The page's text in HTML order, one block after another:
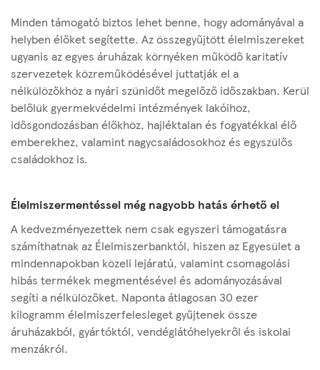
Minden támogató biztos lehet benne, hogy adományával a
helyben élőket segítette. Az összegyűjtött élelmiszereket
ugyanis az egyes áruházak környéken működő karitatív
szervezetek közreműködésével juttatják el a
nélkülözőkhöz a nyári szünidőt megelőző időszakban. Kerül
belőlük gyermekvédelmi intézmények lakóihoz,
idősgondozásban élőkhöz, hajléktalan és fogyatékkal élő
emberekhez, valamint nagycsaládosokhoz és egyszülős
családokhoz is.
Élelmiszermentéssel még nagyobb hatás érhető el
A kedvezményezettek nem csak egyszeri támogatásra
számíthatnak az Élelmiszerbanktól, hiszen az Egyesület a
mindennapokban közeli lejáratú, valamint csomagolási
hibás termékek megmentésével és adományozásával
segíti a nélkülözőket. Naponta átlagosan 30 ezer
kilogramm élelmiszerfelesleget gyűjtenek össze
áruházakból, gyártóktól, vendéglátóhelyekről és iskolai
menzákról.